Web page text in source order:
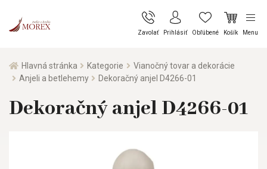
Zavolať Prihlásiť Obľúbené Košík Menu
Hlavná stránka Kategorie
Vianočný tovar a dekorácie
Anjeli a betlehemy
Dekoračný anjel D4266-01
Dekoračný anjel D4266-01